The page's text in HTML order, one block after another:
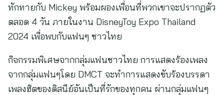
ทักทายกับ Mickey พร้อมผองเพื่อนที่พวกเขาจะปรากฏตัว
ตลอด 4 วัน ภายในงาน DisneyToy Expo Thailand
2024 เพื่อพบกับแฟนๆ ชาวไทย
กิจกรรมพิเศษจากกลุ่มแฟนชาวไทย การแสดงร้องเพลง
จากกลุ่มแฟนๆโดย DMCT จะทำการแสดงขับร้องบรรดา
เพลงฮิตของดิสนีย์อันเป็นที่รักของทุกคน ผ่านกลุ่มแฟนๆ